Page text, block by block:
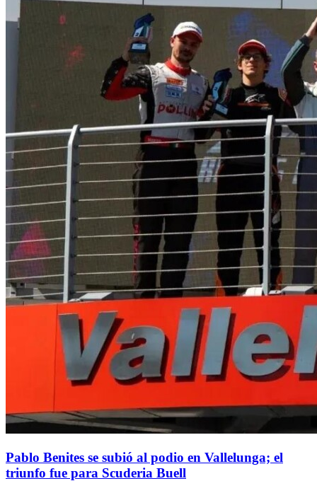
Pablo Benites se subió al podio en Vallelunga; el
triunfo fue para Scuderia Buell